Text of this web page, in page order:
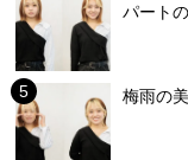
パート
梅雨の